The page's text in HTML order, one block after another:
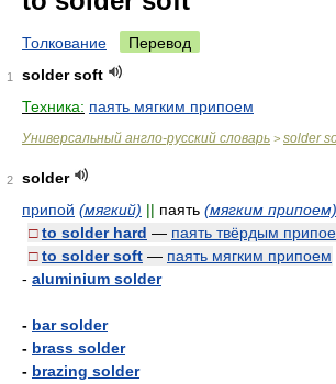
Толкование Перевод
1
solder soft
Техника: паять мягким припоем
Универсальный англо-русский словарь > solder
2
solder
припой (мягкий) || паять (мягким припоем)
□ to solder hard — паять твёрдым
□ to solder soft — паять мягким припоем
- aluminium solder
- bar solder
- brass solder
- brazing solder